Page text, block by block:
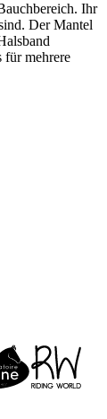
Ihr
Der Mantel
für mehrere